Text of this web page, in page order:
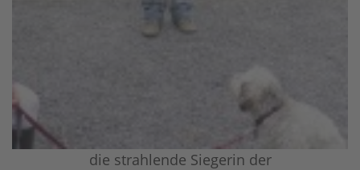
die strahlende Siegerin der